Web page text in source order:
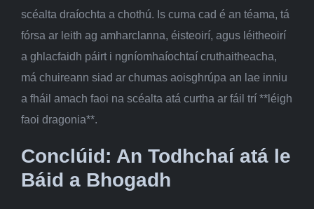
scéalta draíochta a chothú. Is cuma cad é an téama, tá
fórsa ar leith ag amharclanna, éisteoirí, agus léitheoirí
a ghlacfaidh páirt i ngníomhaíochtaí cruthaitheacha,
má chuireann siad ar chumas aoisghrúpa an lae inniu
a fháil amach faoi na scéalta atá curtha ar fáil trí **léigh
faoi dragonia**.
Conclúid: An Todhchaí atá le
Báid a Bhogadh